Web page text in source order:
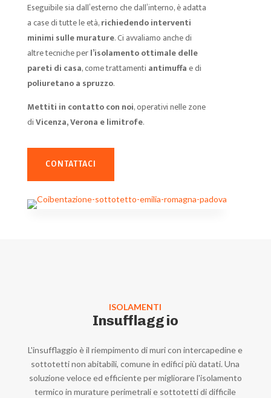
Eseguibile sia dall’esterno che dall’interno, è adatta
a case di tutte le età,richiedendo interventi
minimi sulle murature. Ci avvaliamo anche di
altre tecniche perl’isolamento ottimale delle
pareti di casa, come trattamenti antimuffae di
poliuretano a spruzzo.
Mettiti in contatto con noi, operativi nelle zone
diVicenza, Verona e limitrofe.
CONTATTACI
ISOLAMENTI
Insufflaggio
L'insufflaggio è il riempimento di muri con intercapedine e
sottotetti non abitabili, comune in edifici più datati. Una
soluzione veloce ed efficiente per migliorare l'isolamento
termico in murature perimetrali e sottotetti di difficile